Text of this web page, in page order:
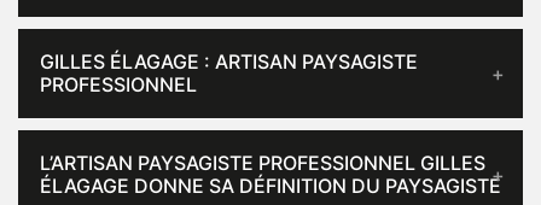
GILLES ÉLAGAGE : ARTISAN PAYSAGISTE
PROFESSIONNEL
L’ARTISAN PAYSAGISTE PROFESSIONNEL GILLES
ÉLAGAGE DONNE SA DÉFINITION DU PAYSAGISTE